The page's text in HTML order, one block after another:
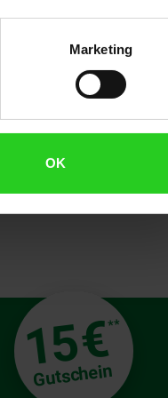
Marketing
OK
schnell zwischen
für Gamer, die Wert auf
Speichergerät und
15€**
Gutschein